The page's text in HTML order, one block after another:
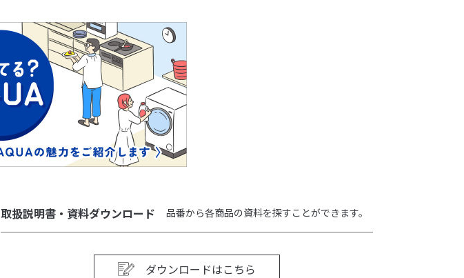
取扱説明書・資料ダウンロード 品番から各商品の資料を探すことができます。
ダウンロードはこちら